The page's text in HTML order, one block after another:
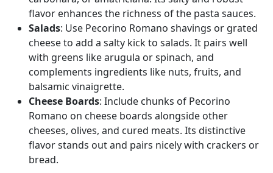
flavor enhances the richness of the pasta sauces.
Salads: Use Pecorino Romano shavings or grated
cheese to add a salty kick to salads. It pairs well
with greens like arugula or spinach, and
complements ingredients like nuts, fruits, and
balsamic vinaigrette.
Cheese Boards: Include chunks of Pecorino
Romano on cheese boards alongside other
cheeses, olives, and cured meats. Its distinctive
flavor stands out and pairs nicely with crackers or
bread.